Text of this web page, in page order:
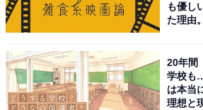
も優し
た理由
20年間
学校も
は本当
理想と